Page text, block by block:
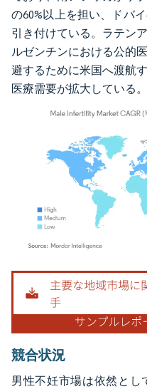
の60%以上を担い、ドバ
引き付けている。ラテン
ルゼンチンにおける公的
避するために米国へ渡航
医療需要が拡大している。
画像 © Mordor Intelligence。再利
競合状況
男性不妊市場は依然とし